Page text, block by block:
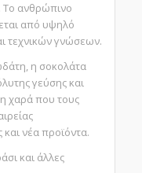
Το ανθρώπινο
από υψηλό
τεχνικών γνώσεων.
η σοκολάτα
γεύσης και
χαρά που τους
και νέα προϊόντα.
και άλλες